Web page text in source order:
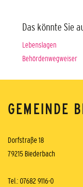
Das könnte Sie
Lebenslagen
Behördenwegweiser
GEMEINDE
Dorfstraße 18
79215 Biederbach
Tel.: 07682 9116-0